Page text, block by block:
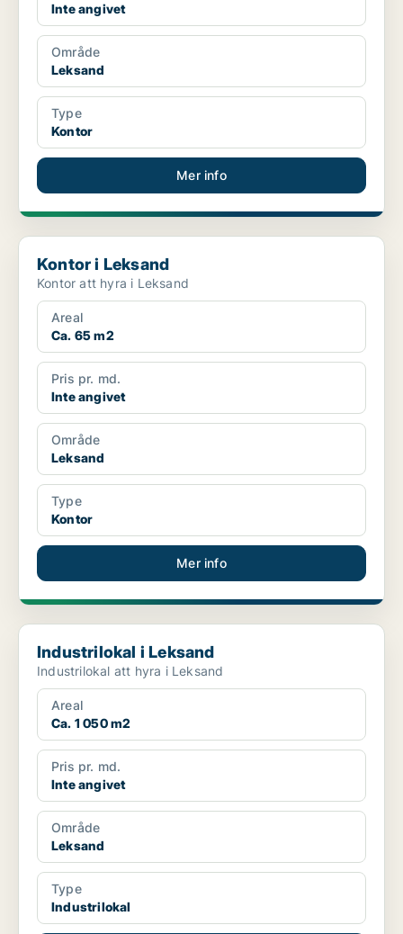
Inte angivet
Område
Leksand
Type
Kontor
Mer info
Kontor i Leksand
Kontor i Leksand
Kontor att hyra i Leksand
Areal
Ca. 65 m2
Pris pr. md.
Inte angivet
Område
Leksand
Type
Kontor
Mer info
Industrilokal i Leksand
Industrilokal i Leksand
Industrilokal att hyra i Leksand
Areal
Ca. 1 050 m2
Pris pr. md.
Inte angivet
Område
Leksand
Type
Industrilokal